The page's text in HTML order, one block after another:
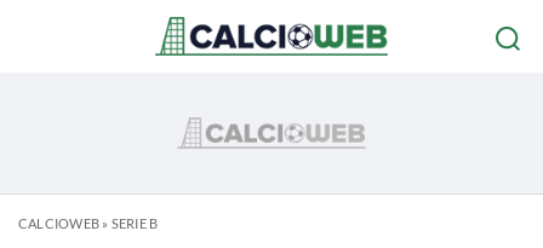
CALCIOWEB» SERIE B